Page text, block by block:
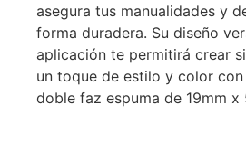
asegura tus manualidades y
forma duradera. Su diseño
aplicación te permitirá crear
un toque de estilo y color
doble faz espuma de 19mm x